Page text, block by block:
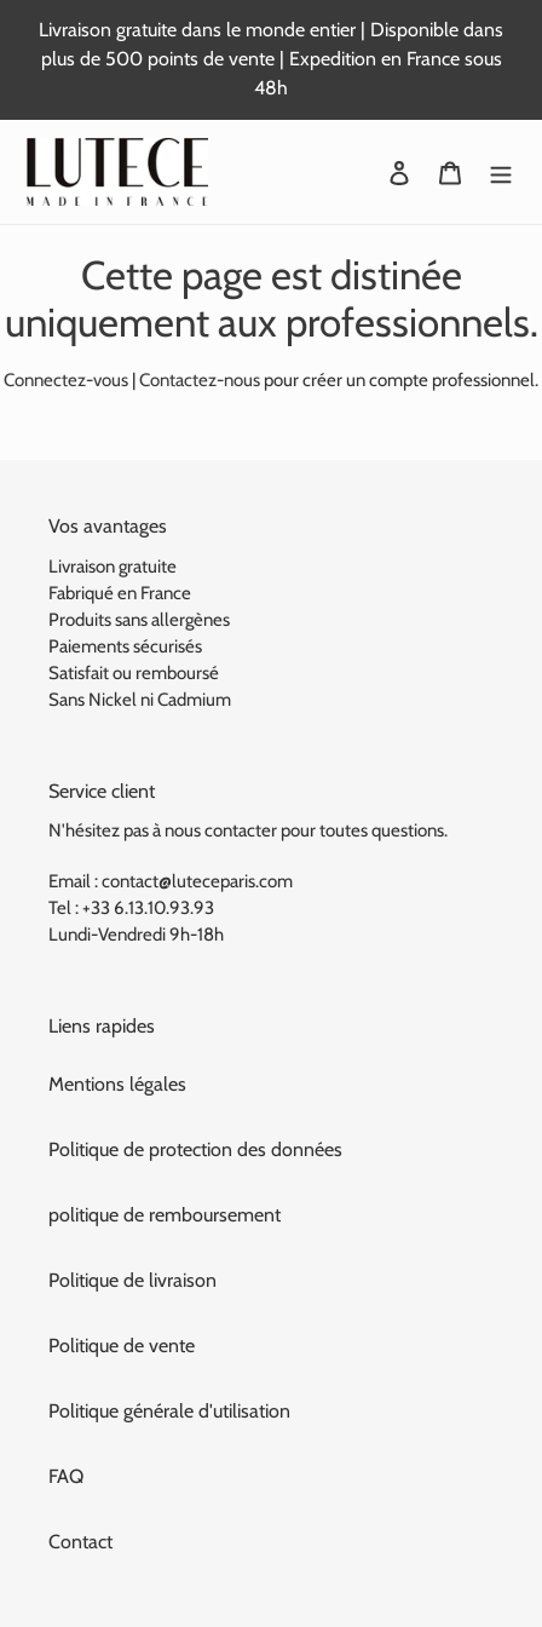
contenu
Livraison gratuite dans le monde entier | Disponible dans
plus de 500 points de vente | Expedition en France sous
48h
Se connecter
Panier
Cette page est distinée
uniquement aux professionnels.
Connectez-vous Contactez-nous pour créer un compte professionnel.
Vos avantages
Livraison gratuite
Fabriqué en France
Produits sans allergènes
Paiements sécurisés
Satisfait ou remboursé
Sans Nickel ni Cadmium
Service client
N'hésitez pas à nous contacter pour toutes questions.
Email : contact@luteceparis.com
Tel : +33 6.13.10.93.93
Lundi-Vendredi 9h-18h
Liens rapides
Mentions légales
Politique de protection des données
politique de remboursement
Politique de livraison
Politique de vente
Politique générale d'utilisation
FAQ
Contact